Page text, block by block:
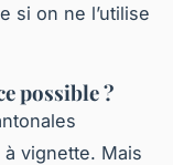
si on ne l’utilise
possible ?
vignette. Mais